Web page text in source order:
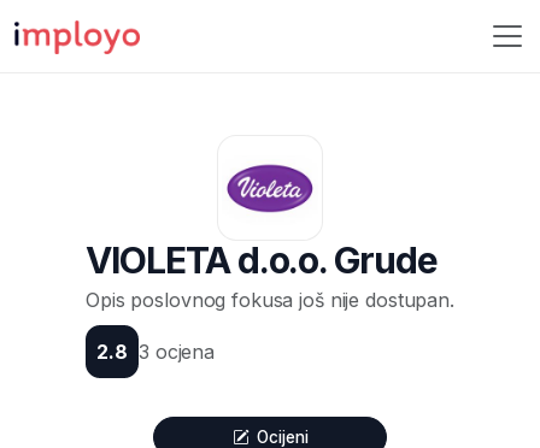
VIOLETA d.o.o. Grude
Opis poslovnog fokusa još nije dostupan.
2.8 3 ocjena
Ocijeni